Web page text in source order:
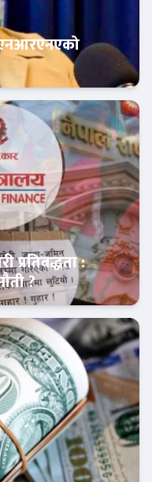
एनआरएनएको
प्रतिबद्धता :
?